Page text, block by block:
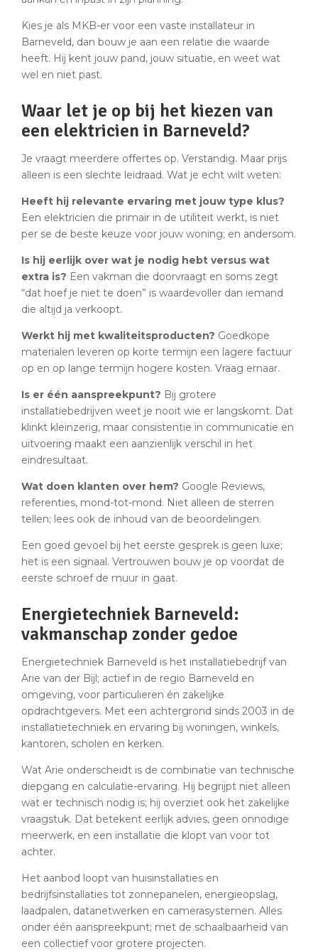
Kies je als MKB-er voor een vaste installateur in
Barneveld, dan bouw je aan een relatie die waarde
heeft. Hij kent jouw pand, jouw situatie, en weet wat
wel en niet past.
Waar let je op bij het kiezen van
een elektricien in Barneveld?
Je vraagt meerdere offertes op. Verstandig. Maar prijs
alleen is een slechte leidraad. Wat je echt wilt weten:
Heeft hij relevante ervaring met jouw type klus?
Een elektricien die primair in de utiliteit werkt, is niet
per se de beste keuze voor jouw woning; en andersom.
Is hij eerlijk over wat je nodig hebt versus wat
extra is? Een vakman die doorvraagt en soms zegt
“dat hoef je niet te doen” is waardevoller dan iemand
die altijd ja verkoopt.
Werkt hij met kwaliteitsproducten? Goedkope
materialen leveren op korte termijn een lagere factuur
op en op lange termijn hogere kosten. Vraag ernaar.
Is er één aanspreekpunt? Bij grotere
installatiebedrijven weet je nooit wie er langskomt. Dat
klinkt kleinzerig, maar consistentie in communicatie en
uitvoering maakt een aanzienlijk verschil in het
eindresultaat.
Wat doen klanten over hem? Google Reviews,
referenties, mond-tot-mond. Niet alleen de sterren
tellen; lees ook de inhoud van de beoordelingen.
Een goed gevoel bij het eerste gesprek is geen luxe;
het is een signaal. Vertrouwen bouw je op voordat de
eerste schroef de muur in gaat.
Energietechniek Barneveld:
vakmanschap zonder gedoe
Energietechniek Barneveld is het installatiebedrijf van
Arie van der Bijl; actief in de regio Barneveld en
omgeving, voor particulieren én zakelijke
opdrachtgevers. Met een achtergrond sinds 2003 in de
installatietechniek en ervaring bij woningen, winkels,
kantoren, scholen en kerken.
Wat Arie onderscheidt is de combinatie van technische
diepgang en calculatie-ervaring. Hij begrijpt niet alleen
wat er technisch nodig is; hij overziet ook het zakelijke
vraagstuk. Dat betekent eerlijk advies, geen onnodige
meerwerk, en een installatie die klopt van voor tot
achter.
Het aanbod loopt van huisinstallaties en
bedrijfsinstallaties tot zonnepanelen, energieopslag,
laadpalen, datanetwerken en camerasystemen. Alles
onder één aanspreekpunt; met de schaalbaarheid van
een collectief voor grotere projecten.